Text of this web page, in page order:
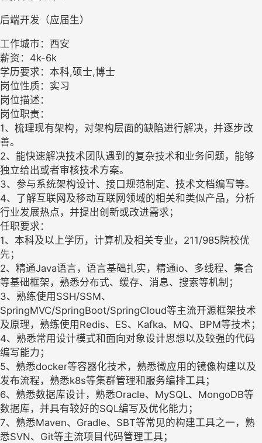
后端开发（应届生）
工作城市：西安
薪资：4k-6k
学历要求：本科,硕士,博士
岗位性质：实习
岗位描述：
岗位职责：
1、梳理现有架构，对架构层面的缺陷进行解决，并逐步改
善。
2、能快速解决技术团队遇到的复杂技术和业务问题，能够
独立给出或者审核技术方案。
3、参与系统架构设计、接口规范制定、技术文档编写等。
4、了解互联网及移动互联网领域的相关和类似产品，分析
行业发展热点，并提出创新或改进需求；
任职要求：
1、本科及以上学历，计算机及相关专业，211/985院校优
先；
2、精通Java语言，语言基础扎实，精通io、多线程、集合
等基础框架，熟悉分布式、缓存、消息、搜索等机制；
3、熟练使用SSH/SSM、
SpringMVC/SpringBoot/SpringCloud等主流开源框架技术
及原理，熟练使用Redis、ES、Kafka、MQ、BPM等技术；
4、熟悉常用设计模式和面向对象设计思想以及较强的代码
编写能力；
5、熟悉docker等容器化技术，熟悉微应用的镜像构建以及
发布流程，熟悉k8s等集群管理和服务编排工具；
6、熟悉数据库设计，熟悉Oracle、MySQL、MongoDB等
数据库，并具有较好的SQL编写及优化能力；
7、熟悉Maven、Gradle、SBT等常见的构建工具之一，熟
悉SVN、Git等主流项目代码管理工具；